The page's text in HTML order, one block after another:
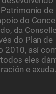
de
do
da
do Plan de
2010, así
eles
e axuda.